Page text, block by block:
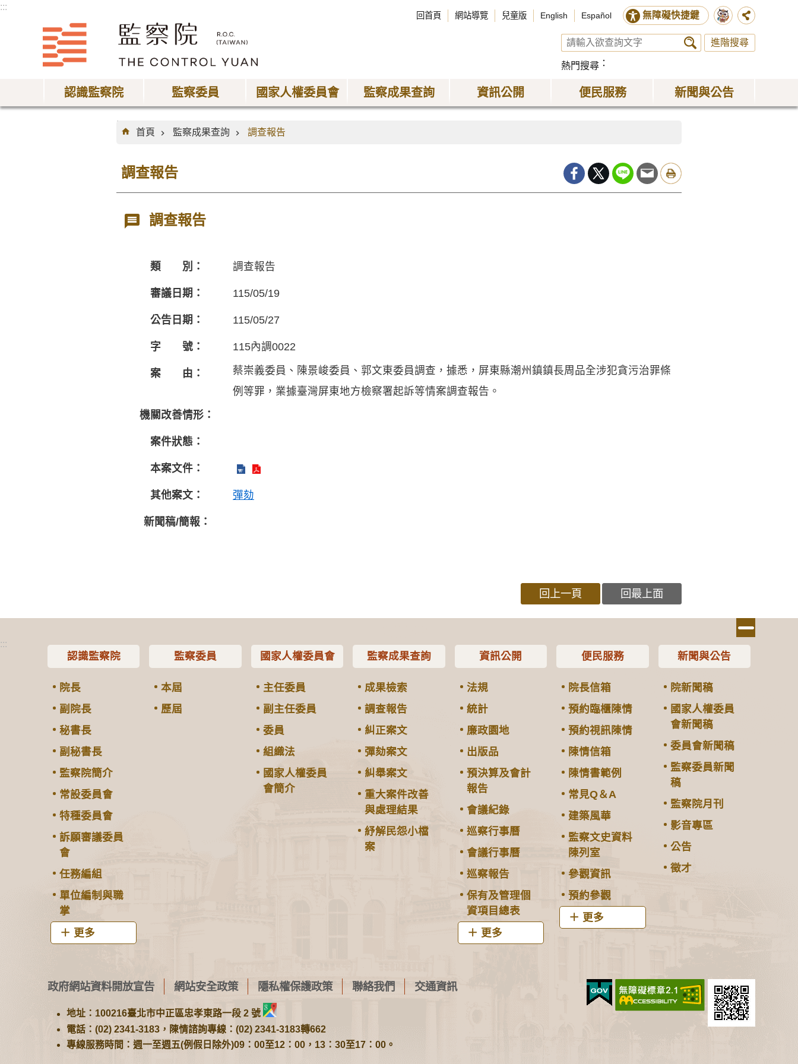
:::
回首頁 網站導覽 兒童版 English Español 無障礙快捷鍵
進階搜尋
熱門搜尋
認識監察院 監察委員 國家人權委員會 監察成果查詢 資訊公開 便民服務 新聞與公告
:::
首頁
監察成果查詢 調查報告
調查報告
調查報告
類 別： 調查報告
審議日期： 115/05/19
公告日期： 115/05/27
字 號： 115內調0022
案 由：
蔡崇義委員、陳景峻委員、郭文東委員調查，據悉，屏東縣潮州鎮鎮長周品全涉犯貪污治罪條
例等罪，業據臺灣屏東地方檢察署起訴等情案調查報告。
機關改善情形：
案件狀態：
本案文件：
其他案文： 彈劾
新聞稿/簡報：
回上一頁 回最上面
:::
認識監察院
院長
副院長
秘書長
副秘書長
監察院簡介
常設委員會
特種委員會
訴願審議委員
會
任務編組
單位編制與職
掌
更多
監察委員
本屆
歷屆
國家人權委員會
主任委員
副主任委員
委員
組織法
國家人權委員
會簡介
監察成果查詢
成果檢索
調查報告
糾正案文
彈劾案文
糾舉案文
重大案件改善
與處理結果
紓解民怨小檔
案
資訊公開
法規
統計
廉政園地
出版品
預決算及會計
報告
會議紀錄
巡察行事曆
會議行事曆
巡察報告
保有及管理個
資項目總表
更多
便民服務
院長信箱
預約臨櫃陳情
預約視訊陳情
陳情信箱
陳情書範例
常見Q＆A
建築風華
監察文史資料
陳列室
參觀資訊
預約參觀
更多
新聞與公告
院新聞稿
國家人權委員
會新聞稿
委員會新聞稿
監察委員新聞
稿
監察院月刊
影音專區
公告
徵才
政府網站資料開放宣告 網站安全政策 隱私權保護政策 聯絡我們 交通資訊
地址：100216臺北市中正區忠孝東路一段 2 號
電話：(02) 2341-3183，陳情諮詢專線：(02) 2341-3183轉662
專線服務時間：週一至週五(例假日除外)09：00至12：00，13：30至17：00。